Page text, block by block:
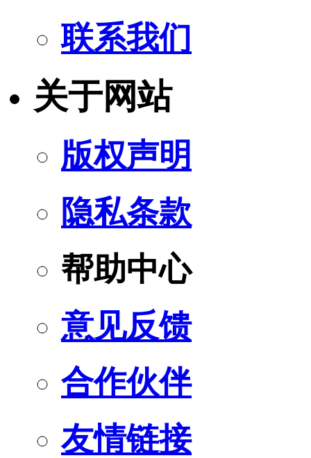
联系我们
关于网站
版权声明
隐私条款
帮助中心
意见反馈
合作伙伴
友情链接